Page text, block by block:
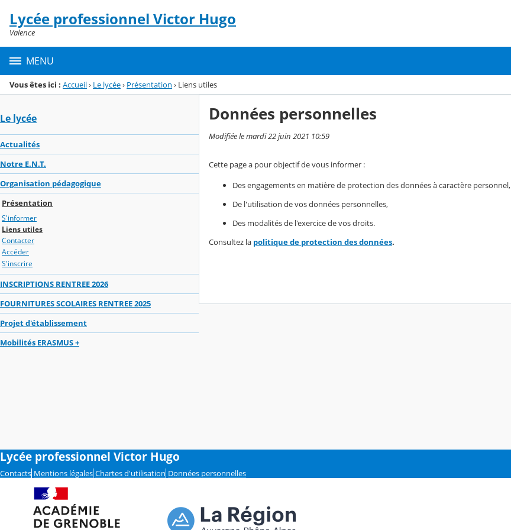
Menu de la rubrique
Contenu
Lycée professionnel Victor Hugo
Valence
MENU
Vous êtes ici : Accueil› Le lycée› Présentation › Liens utiles
Le lycée
Actualités
Notre E.N.T.
Organisation pédagogique
Présentation
S'informer
Liens utiles
Contacter
Accéder
S'inscrire
INSCRIPTIONS RENTREE 2026
FOURNITURES SCOLAIRES RENTREE 2025
Projet d'établissement
Mobilités ERASMUS +
Données personnelles
Modifiée le mardi 22 juin 2021 10:59
Cette page a pour objectif de vous informer :
Des engagements en matière de protection des données à caractère personnel,
De l'utilisation de vos données personnelles,
Des modalités de l'exercice de vos droits.
Consultez la politique de protection des données.
Lycée professionnel Victor Hugo
Contacts Mentions légales Chartes d'utilisation Données personnelles